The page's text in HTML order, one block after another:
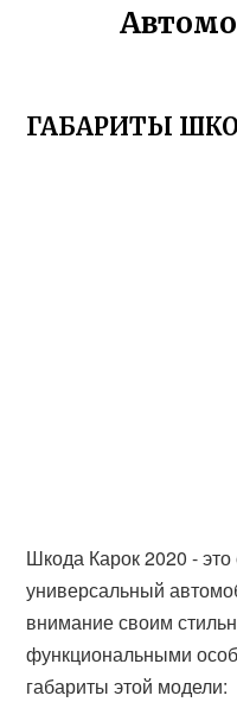
ГАБАРИТЫ
Шкода Карок 2020 -
универсальный
внимание своим
функциональными
габариты этой модели: